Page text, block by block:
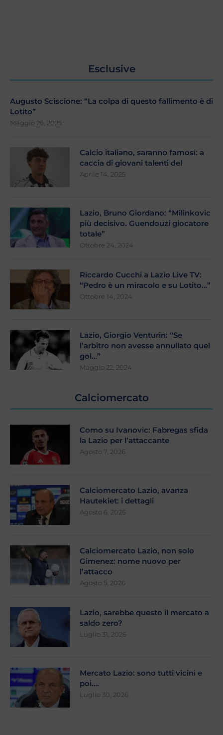
Esclusive
Augusto Sciscione: “La colpa di questo fallimento è di
Lotito”
Maggio 26, 2025
Calcio italiano, saranno famosi: a
caccia di giovani talenti del
Aprile 14, 2025
Lazio, Bruno Giordano: “Milinkovic
più decisivo. Guendouzi giocatore
totale”
Ottobre 24, 2024
Riccardo Cucchi a Lazio Live TV:
“Pedro è un miracolo e su Lotito…”
Ottobre 14, 2024
Lazio, Giorgio Venturin: “Se
l’arbitro non avesse annullato quel
gol…”
Maggio 22, 2024
Calciomercato
Como su Ivanovic: Fabregas sfida
la Lazio per l’attaccante
Agosto 7, 2026
Calciomercato Lazio, avanza
Hautekiet: i dettagli
Agosto 6, 2026
Calciomercato Lazio, non solo
Gimenez: nome nuovo per
l’attacco
Agosto 5, 2026
Lazio, sarebbe questo il mercato a
saldo zero?
Luglio 31, 2026
Mercato Lazio: sono tutti vicini e
poi….
Luglio 30, 2026